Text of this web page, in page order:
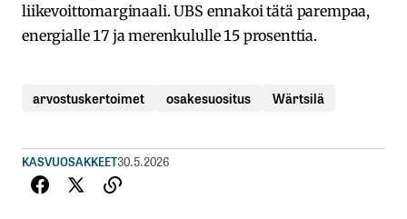
liikevoittomarginaali. UBS ennakoi tätä parempaa,
energialle 17 ja merenkululle 15 prosenttia.
arvostuskertoimet osakesuositus Wärtsilä
KASVUOSAKKEET30.5.2026